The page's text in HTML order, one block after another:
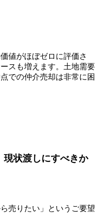
値がほぼゼロに評価さ
スも増えます。土地需要
での仲介売却は非常に困
現状渡しにすべきか
売りたい」というご要望